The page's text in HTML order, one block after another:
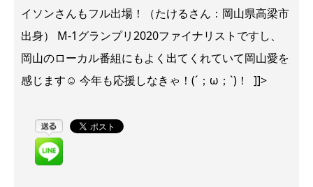
イソンさんもフル出場！（たけるさん：岡山県高梁市
出身） M-1グランプリ2020ファイナリストですし、
岡山のローカル番組にもよく出てくれていて岡山愛を
感じます☺ 今年も応援しなきゃ！(´；ω；`)！ ]]>